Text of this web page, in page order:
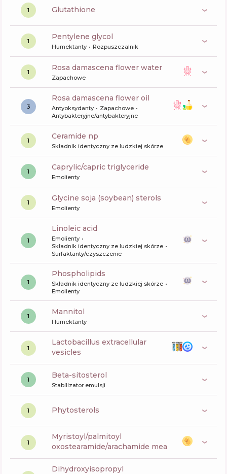
1 glutathione
1 pentylene glycol
Humektanty Rozpuszczalnik
1 rosa damascena flower water
Zapachowe
3
rosa damascena flower oil
Antyoksydanty
Zapachowe
Antybakteryjne/antybakteryjne
1 ceramide np
Składnik identyczny ze ludzkiej skórze
1 caprylic/capric triglyceride
Emolienty
1 glycine soja (soybean) sterols
Emolienty
1
linoleic acid
Emolienty
Składnik identyczny ze ludzkiej skórze
Surfaktanty/czyszczenie
1
phospholipids
Składnik identyczny ze ludzkiej skórze
Emolienty
1 mannitol
Humektanty
1
lactobacillus extracellular
vesicles
1 beta-sitosterol
Stabilizator emulsji
1 phytosterols
1
myristoyl/palmitoyl
oxostearamide/arachamide mea
dihydroxyisopropyl